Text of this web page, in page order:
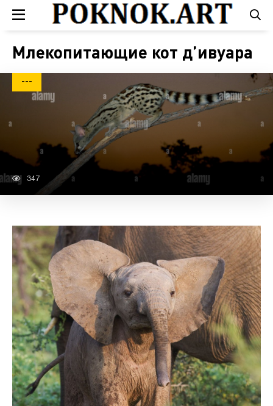
Млекопитающие кот д’ивуара
---
347